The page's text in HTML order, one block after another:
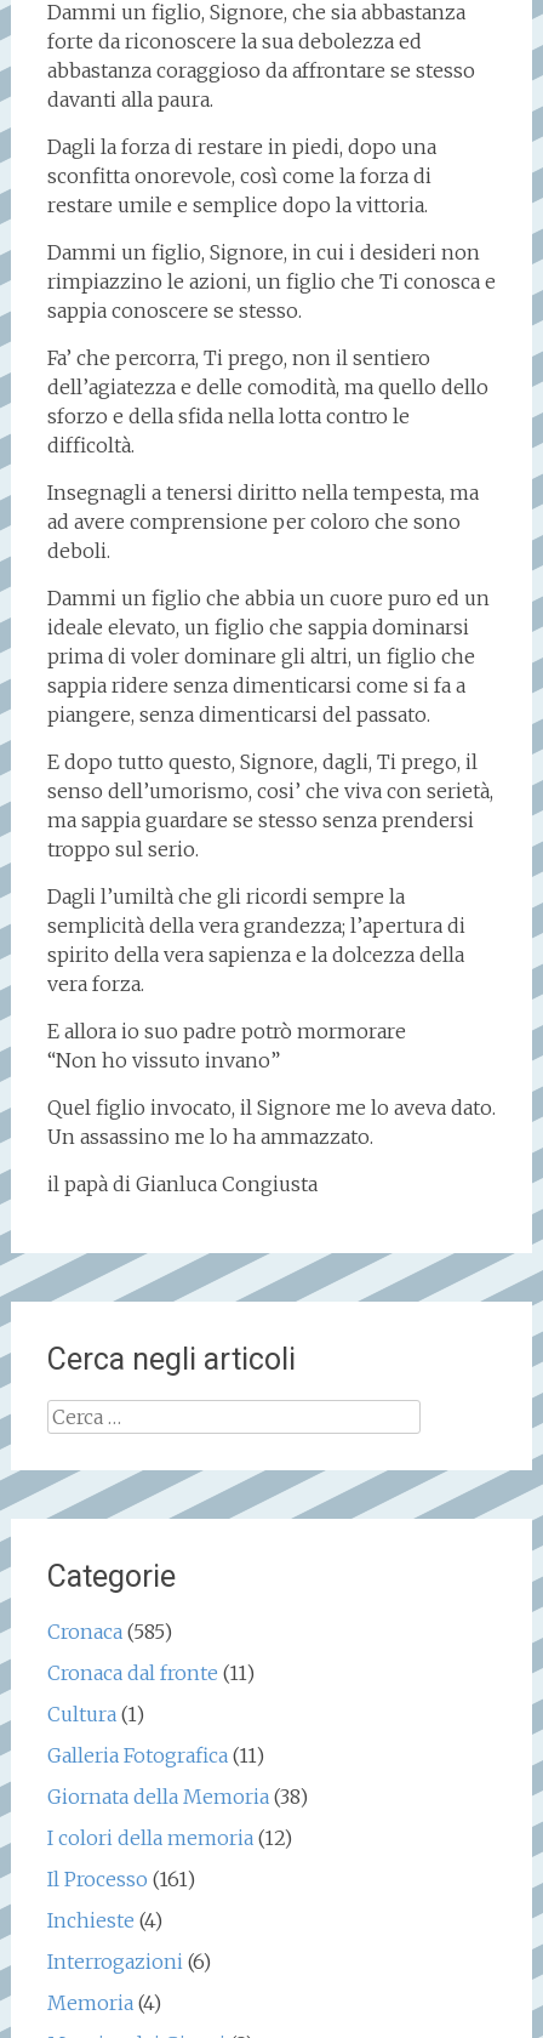
Dammi un figlio, Signore, che sia abbastanza
forte da riconoscere la sua debolezza ed
abbastanza coraggioso da affrontare se stesso
davanti alla paura.
Dagli la forza di restare in piedi, dopo una
sconfitta onorevole, così come la forza di
restare umile e semplice dopo la vittoria.
Dammi un figlio, Signore, in cui i desideri non
rimpiazzino le azioni, un figlio che Ti conosca e
sappia conoscere se stesso.
Fa’ che percorra, Ti prego, non il sentiero
dell’agiatezza e delle comodità, ma quello dello
sforzo e della sfida nella lotta contro le
difficoltà.
Insegnagli a tenersi diritto nella tempesta, ma
ad avere comprensione per coloro che sono
deboli.
Dammi un figlio che abbia un cuore puro ed un
ideale elevato, un figlio che sappia dominarsi
prima di voler dominare gli altri, un figlio che
sappia ridere senza dimenticarsi come si fa a
piangere, senza dimenticarsi del passato.
E dopo tutto questo, Signore, dagli, Ti prego, il
senso dell’umorismo, cosi’ che viva con serietà,
ma sappia guardare se stesso senza prendersi
troppo sul serio.
Dagli l’umiltà che gli ricordi sempre la
semplicità della vera grandezza; l’apertura di
spirito della vera sapienza e la dolcezza della
vera forza.
E allora io suo padre potrò mormorare
“Non ho vissuto invano”
Quel figlio invocato, il Signore me lo aveva dato.
Un assassino me lo ha ammazzato.
il papà di Gianluca Congiusta
Cerca negli articoli
Ricerca
Categorie
Cronaca(585)
Cronaca dal fronte (11)
Cultura(1)
Galleria Fotografica(11)
Giornata della Memoria(38)
I colori della memoria(12)
Il Processo (161)
Inchieste (4)
Interrogazioni(6)
Memoria(4)